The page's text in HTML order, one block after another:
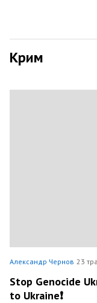
Крим
Александр Чернов 23
Stop Genocide
to Ukraine❗️